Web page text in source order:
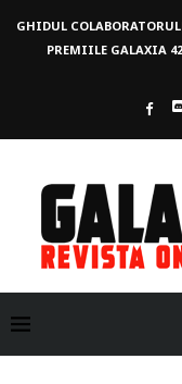
GHIDUL
PREMIILE GALAXIA 42